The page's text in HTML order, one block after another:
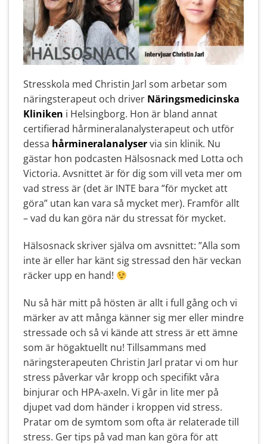
Stresskola med Christin Jarl som arbetar som
näringsterapeut och driver Näringsmedicinska
Kliniken i Helsingborg. Hon är bland annat
certifierad hårmineralanalysterapeut och utför
dessa hårmineralanalyservia sin klinik. Nu
gästar hon podcasten Hälsosnack med Lotta och
Victoria. Avsnittet är för dig som vill veta mer om
vad stress är (det är INTE bara ”för mycket att
göra” utan kan vara så mycket mer). Framför allt
– vad du kan göra när du stressat för mycket.
Hälsosnack skriver själva om avsnittet: ”Alla som
inte är eller har känt sig stressad den här veckan
räcker upp en hand!
Nu så här mitt på hösten är allt i full gång och vi
märker av att många känner sig mer eller mindre
stressade och så vi kände att stress är ett ämne
som är högaktuellt nu! Tillsammans med
näringsterapeuten Christin Jarl pratar vi om hur
stress påverkar vår kropp och specifikt våra
binjurar och HPA-axeln. Vi går in lite mer på
djupet vad dom händer i kroppen vid stress.
Pratar om de symtom som ofta är relaterade till
stress. Ger tips på vad man kan göra för att